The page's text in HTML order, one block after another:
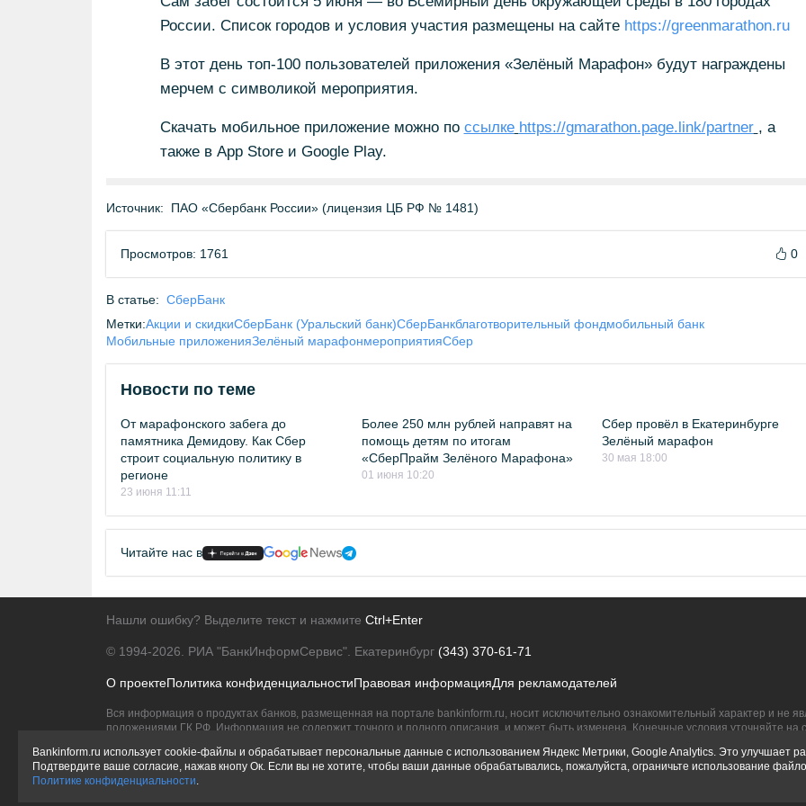
России. Список городов и условия участия размещены на сайте https://greenmarathon.ru
В этот день топ-100 пользователей приложения «Зелёный Марафон» будут награждены
мерчем с символикой мероприятия.
Скачать мобильное приложение можно по ссылке https://gmarathon.page.link/partner , а
также в App Store и Google Play.
Источник: ПАО «Сбербанк России» (лицензия ЦБ РФ № 1481)
Просмотров: 1761 0
В статье: СберБанк
Метки:Акции и скидкиСберБанк (Уральский банк)СберБанкблаготворительный фондмобильный банк
Мобильные приложенияЗелёный марафонмероприятияСбер
Новости по теме
От марафонского забега до
памятника Демидову. Как Сбер
строит социальную политику в
регионе
23 июня 11:11
Более 250 млн рублей направят на
помощь детям по итогам
«СберПрайм Зелёного Марафона»
01 июня 10:20
Сбер провёл в Екатеринбурге
Зелёный марафон
30 мая 18:00
Читайте нас в
Нашли ошибку? Выделите текст и нажмите Ctrl+Enter
© 1994-2026. РИА "БанкИнформСервис". Екатеринбург (343) 370-61-71
О проектеПолитика конфиденциальностиПравовая информацияДля рекламодателей
Вся информация о продуктах банков, размещенная на портале bankinform.ru, носит исключительно ознакомительный характер и не
положениями ГК РФ. Информация не содержит точного и полного описания, и может быть изменена. Конечные условия уточняйте на
Bankinform.ru использует cookie-файлы и обрабатывает персональные данные с использованием Яндекс Метрики, Google Analytics. Это улучшает
Подтвердите ваше согласие, нажав кнопу Ок. Если вы не хотите, чтобы ваши данные обрабатывались, пожалуйста, ограничьте использование
Политике конфиденциальности.